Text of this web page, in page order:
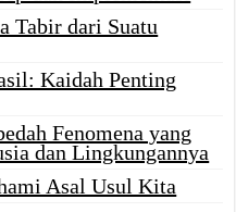
Tabir dari Suatu
Kaidah Penting
Fenomena yang
dan Lingkungannya
Asal Usul Kita